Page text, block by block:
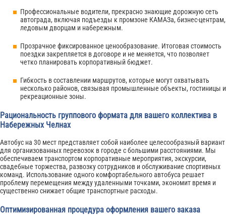
Профессиональные водители, прекрасно знающие дорожную сеть
автограда, включая подъезды к промзоне КАМАЗа, бизнес-центрам,
ледовым дворцам и набережным.
Прозрачное фиксированное ценообразование. Итоговая стоимость
поездки закрепляется в договоре и не меняется, что позволяет
четко планировать корпоративный бюджет.
Гибкость в составлении маршрутов, которые могут охватывать
несколько районов, связывая промышленные объекты, гостиницы и
рекреационные зоны.
Рациональность группового формата для вашего коллектива в
Набережных Челнах
Автобус на 30 мест представляет собой наиболее целесообразный вариант
для организованных перевозок в городе с большими расстояниями. Мы
обеспечиваем транспортом корпоративные мероприятия, экскурсии,
свадебные торжества, развозку сотрудников и обслуживание спортивных
команд. Использование одного комфортабельного автобуса решает
проблему перемещения между удаленными точками, экономит время и
существенно снижает общие транспортные расходы.
Оптимизированная процедура оформления вашего заказа